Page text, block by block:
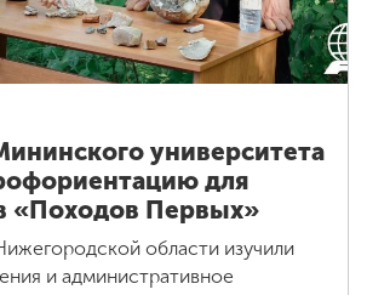
университета
для
«Походов Первых»
области изучили
и административное